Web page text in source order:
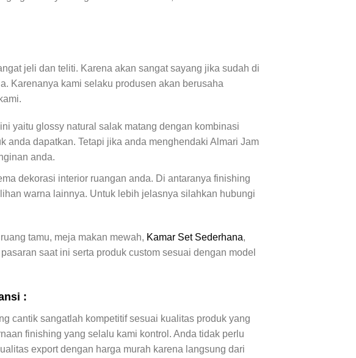
jeli dan teliti. Karena akan sangat sayang jika sudah di
Karenanya kami selaku produsen akan berusaha
yaitu glossy natural salak matang dengan kombinasi
anda dapatkan. Tetapi jika anda menghendaki Almari Jam
anda.
dekorasi interior ruangan anda. Di antaranya finishing
warna lainnya. Untuk lebih jelasnya silahkan hubungi
tamu, meja makan mewah, Kamar Set Sederhana,
saat ini serta produk custom sesuai dengan model
:
cantik sangatlah kompetitif sesuai kualitas produk yang
finishing yang selalu kami kontrol. Anda tidak perlu
export dengan harga murah karena langsung dari